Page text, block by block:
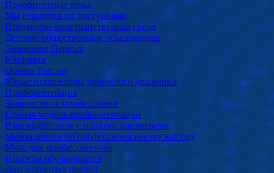
Приоритетные темы
Мы гордимся их поступками
Предметно-пространственная среда
Детские общественные объединения
Движение Первых
Юнармия
Орлята России
Юные инспекторы дорожного движения
Профориентация
Знакомство с профессиями
Единая модель профориентации
Взаимодействие с нашими партнерами
Мероприятия по профессиональному выбору
Молодые профессионалы
Проекты обучающихся
Дни открытых дверей